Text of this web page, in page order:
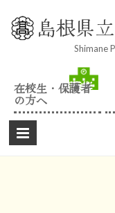
content 島根県
Shimane
在校生・保護者
の方へ